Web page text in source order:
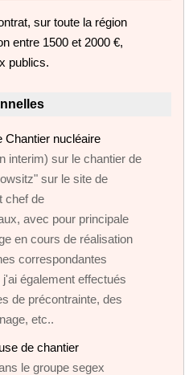
sur toute la région
entre 1500 et 2000 €,
publics.
Chantier nucléaire
interim) sur le chantier de
sur le site de
chef de
avec pour principale
en cours de réalisation
correspondantes
également effectués
de précontrainte, des
etc..
de chantier
le groupe segex